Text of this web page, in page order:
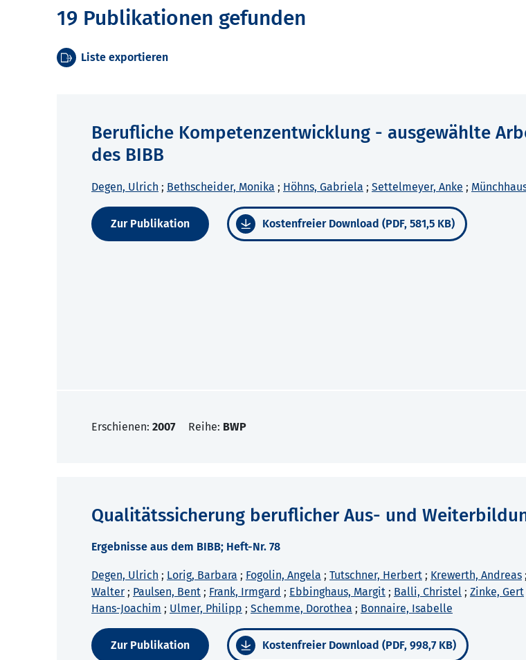
19 Publikationen gefunden
Liste exportieren
Berufliche Kompetenzentwicklung - ausgewählte
des BIBB
Degen, Ulrich ; Bethscheider, Monika ; Höhns, Gabriela ; Settelmeyer, Anke ;
Zur Publikation Kostenfreier Download (PDF, 581,5 KB)
Erschienen: 2007 Reihe: BWP
Qualitätssicherung beruflicher Aus- und
Ergebnisse aus dem BIBB; Heft-Nr. 78
Degen, Ulrich ; Lorig, Barbara ; Fogolin, Angela ; Tutschner, Herbert ; Krewerth, Andreas ;
Walter ; Paulsen, Bent ; Frank, Irmgard ; Ebbinghaus, Margit ; Balli, Christel ; Zinke, Gert
Hans-Joachim ; Ulmer, Philipp ; Schemme, Dorothea ; Bonnaire, Isabelle
Zur Publikation Kostenfreier Download (PDF, 998,7 KB)